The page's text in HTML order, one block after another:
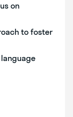
on
to foster